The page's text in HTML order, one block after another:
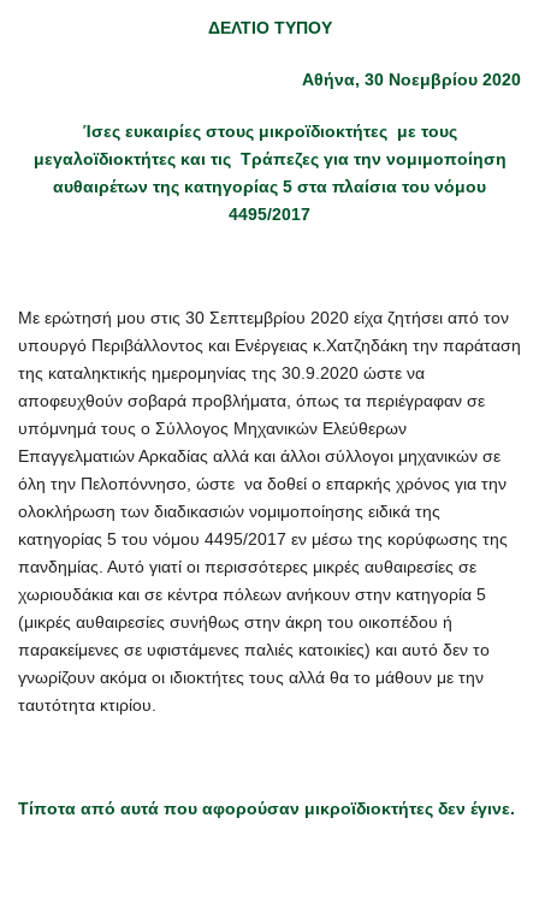
ΔΕΛΤΙΟ ΤΥΠΟΥ
Αθήνα, 30 Νοεμβρίου 2020
Ίσες ευκαιρίες στους μικροϊδιοκτήτες με τους
μεγαλοϊδιοκτήτες και τις Τράπεζες για την νομιμοποίηση
αυθαιρέτων της κατηγορίας 5 στα πλαίσια του νόμου
4495/2017
Με ερώτησή μου στις 30 Σεπτεμβρίου 2020 είχα ζητήσει από τον
υπουργό Περιβάλλοντος και Ενέργειας κ.Χατζηδάκη την παράταση
της καταληκτικής ημερομηνίας της 30.9.2020 ώστε να
αποφευχθούν σοβαρά προβλήματα, όπως τα περιέγραφαν σε
υπόμνημά τους ο Σύλλογος Μηχανικών Ελεύθερων
Επαγγελματιών Αρκαδίας αλλά και άλλοι σύλλογοι μηχανικών σε
όλη την Πελοπόννησο, ώστε να δοθεί ο επαρκής χρόνος για την
ολοκλήρωση των διαδικασιών νομιμοποίησης ειδικά της
κατηγορίας 5 του νόμου 4495/2017 εν μέσω της κορύφωσης της
πανδημίας. Αυτό γιατί οι περισσότερες μικρές αυθαιρεσίες σε
χωριουδάκια και σε κέντρα πόλεων ανήκουν στην κατηγορία 5
(μικρές αυθαιρεσίες συνήθως στην άκρη του οικοπέδου ή
παρακείμενες σε υφιστάμενες παλιές κατοικίες) και αυτό δεν το
γνωρίζουν ακόμα οι ιδιοκτήτες τους αλλά θα το μάθουν με την
ταυτότητα κτιρίου.
Τίποτα από αυτά που αφορούσαν μικροϊδιοκτήτες δεν έγινε.